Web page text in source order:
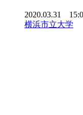
2020.03.31
横浜市立大学